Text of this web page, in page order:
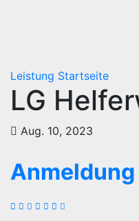
Leistung Startseite
LG
Aug. 10, 2023
Anmeldung